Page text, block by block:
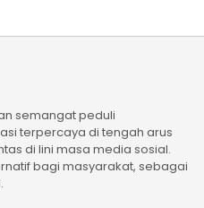
semangat peduli
terpercaya di tengah arus
di lini masa media sosial.
bagi masyarakat, sebagai